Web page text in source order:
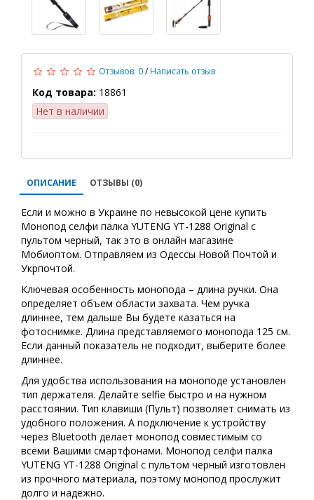
Отзывов: 0/Написать отзыв
Код товара: 18861
Нет в наличии
ОПИСАНИЕ ОТЗЫВЫ (0)
Если и можно в Украине по невысокой цене купить
Монопод селфи палка YUTENG YT-1288 Original с
пультом черный, так это в онлайн магазине
Мобиоптом. Отправляем из Одессы Новой Почтой и
Укрпочтой.
Ключевая особенность монопода – длина ручки. Она
определяет объем области захвата. Чем ручка
длиннее, тем дальше Вы будете казаться на
фотоснимке. Длина представляемого монопода 125 см.
Если данный показатель не подходит, выберите более
длиннее.
Для удобства использования на моноподе установлен
тип держателя. Делайте selfie быстро и на нужном
расстоянии. Тип клавиши (Пульт) позволяет снимать из
удобного положения. А подключение к устройству
через Bluetooth делает монопод совместимым со
всеми Вашими смартфонами. Монопод селфи палка
YUTENG YT-1288 Original с пультом черный изготовлен
из прочного материала, поэтому монопод прослужит
долго и надежно.